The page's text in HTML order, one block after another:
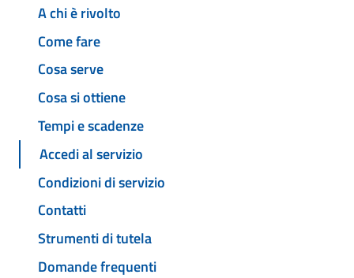
A chi è rivolto
Come fare
Cosa serve
Cosa si ottiene
Tempi e scadenze
Accedi al servizio
Condizioni di servizio
Contatti
Strumenti di tutela
Domande frequenti